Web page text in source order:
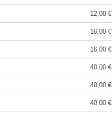
12,00 €
16,00 €
16,00 €
40,00 €
40,00 €
40,00 €